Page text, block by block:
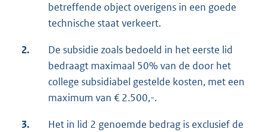
betreffende object overigens in een goede
technische staat verkeert.
2.
De subsidie zoals bedoeld in het eerste lid
bedraagt maximaal 50% van de door het
college subsidiabel gestelde kosten, met een
maximum van € 2.500,-.
3.
Het in lid 2 genoemde bedrag is exclusief de